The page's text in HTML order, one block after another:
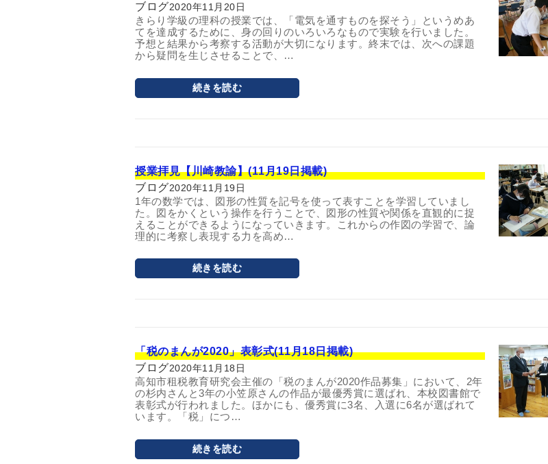
ブログ2020年11月20日
きらり学級の理科の授業では、「電気を通すものを探そう」というめあ
てを達成するために、身の回りのいろいろなもので実験を行いました。
予想と結果から考察する活動が大切になります。終末では、次への課題
から疑問を生じさせることで、…
続きを読む
授業拝見【川崎教諭】(11月19日掲載)
ブログ2020年11月19日
1年の数学では、図形の性質を記号を使って表すことを学習していまし
た。図をかくという操作を行うことで、図形の性質や関係を直観的に捉
えることができるようになっていきます。これからの作図の学習で、論
理的に考察し表現する力を高め…
続きを読む
「税のまんが2020」表彰式(11月18日掲載)
ブログ2020年11月18日
高知市租税教育研究会主催の「税のまんが2020作品募集」において、2年
の杉内さんと3年の小笠原さんの作品が最優秀賞に選ばれ、本校図書館で
表彰式が行われました。ほかにも、優秀賞に3名、入選に6名が選ばれて
います。「税」につ…
続きを読む